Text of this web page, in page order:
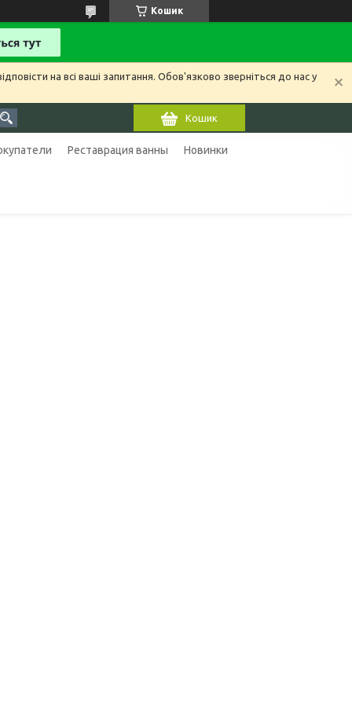
Кошик
на всі ваші запитання. Обов'язково зверніться до нас у
Кошик
Реставрация ванны Новинки